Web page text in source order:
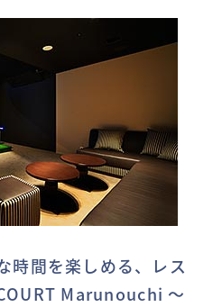
時間を楽しめる、レス
Marunouchi ～